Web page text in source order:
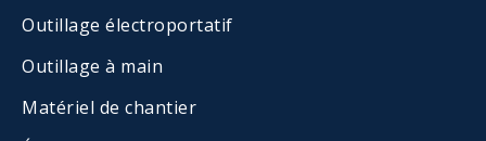
Outillage électroportatif
Outillage à main
Matériel de chantier